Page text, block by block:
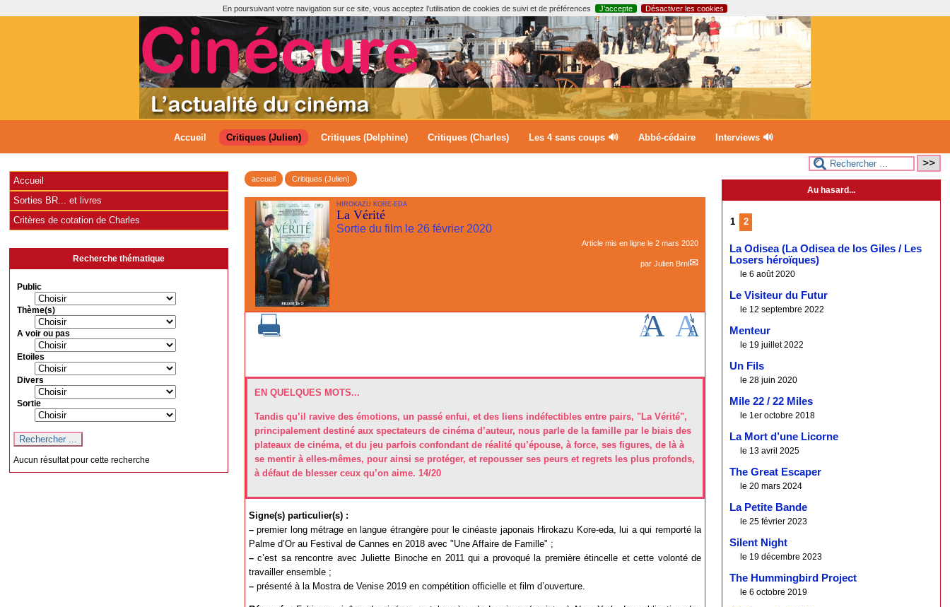
En poursuivant votre navigation sur ce site, vous acceptez l’utilisation de cookies de suivi et de préférences J’accepte Désactiver les cookies
Accueil Critiques (Julien) Critiques (Delphine) Critiques (Charles) Les 4 sans coups 🔊 Abbé-cédaire Interviews 🔊
accueil Critiques (Julien)
HIROKAZU KORE-EDA
La Vérité
Sortie du film le 26 février 2020
Article mis en ligne le 2 mars 2020
par Julien Brnl
EN QUELQUES MOTS...
Tandis qu’il ravive des émotions, un passé enfui, et des liens indéfectibles entre pairs, "La Vérité",
principalement destiné aux spectateurs de cinéma d’auteur, nous parle de la famille par le biais des
plateaux de cinéma, et du jeu parfois confondant de réalité qu’épouse, à force, ses figures, de là à
se mentir à elles-mêmes, pour ainsi se protéger, et repousser ses peurs et regrets les plus profonds,
à défaut de blesser ceux qu’on aime. 14/20
Signe(s) particulier(s) :
– premier long métrage en langue étrangère pour le cinéaste japonais Hirokazu Kore-eda, lui a qui remporté la
Palme d’Or au Festival de Cannes en 2018 avec "Une Affaire de Famille" ;
– c’est sa rencontre avec Juliette Binoche en 2011 qui a provoqué la première étincelle et cette volonté de
travailler ensemble ;
– présenté à la Mostra de Venise 2019 en compétition officielle et film d’ouverture.
Accueil
Sorties BR... et livres
Critères de cotation de Charles
Recherche thématique
Public
Thème(s)
A voir ou pas
Etoiles
Divers
Sortie
Aucun résultat pour cette recherche
Au hasard...
1 2
La Odisea (La Odisea de los Giles / Les
Losers héroïques)
le 6 août 2020
Le Visiteur du Futur
le 12 septembre 2022
Menteur
le 19 juillet 2022
Un Fils
le 28 juin 2020
Mile 22 / 22 Miles
le 1er octobre 2018
La Mort d’une Licorne
le 13 avril 2025
The Great Escaper
le 20 mars 2024
La Petite Bande
le 25 février 2023
Silent Night
le 19 décembre 2023
The Hummingbird Project
le 6 octobre 2019